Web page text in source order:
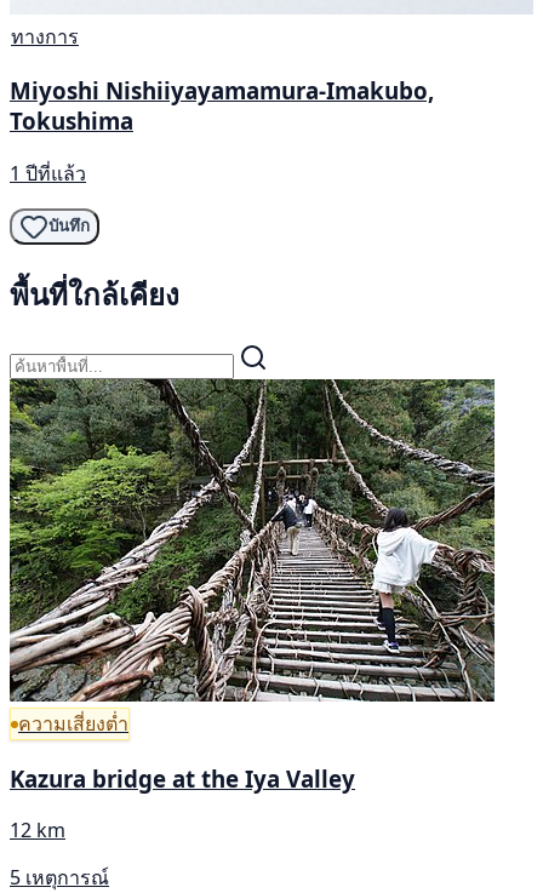
ทางการ
Miyoshi Nishiiyayamamura-Imakubo,
Tokushima
1 ปีที่แล้ว
บันทึก
พื้นที่ใกล้เคียง
ความเสี่ยงต่ำ
Kazura bridge at the Iya Valley
12 km
5 เหตุการณ์